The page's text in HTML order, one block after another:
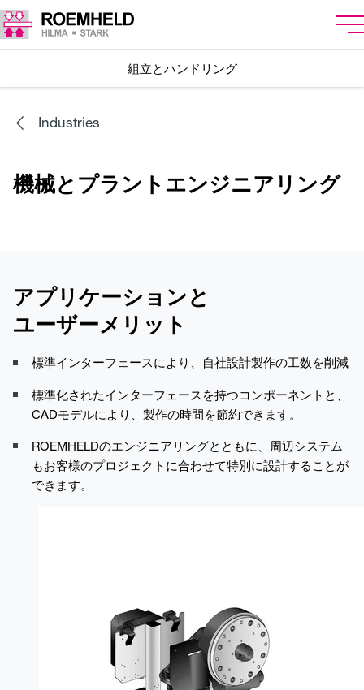
組立とハンドリング
Industries
機械とプラントエンジニアリング
アプリケーションと
ユーザーメリット
標準インターフェースにより、自社設計製作の工数を削減
標準化されたインターフェースを持つコンポーネントと、
CADモデルにより、製作の時間を節約できます。
ROEMHELDのエンジニアリングとともに、周辺システム
もお客様のプロジェクトに合わせて特別に設計することが
できます。